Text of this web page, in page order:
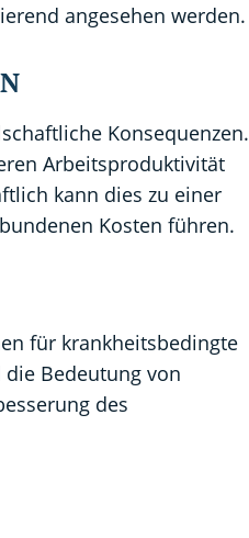
angesehen werden.
Konsequenzen.
Arbeitsproduktivität
kann dies zu einer
Kosten führen.
für krankheitsbedingte
Bedeutung von
des